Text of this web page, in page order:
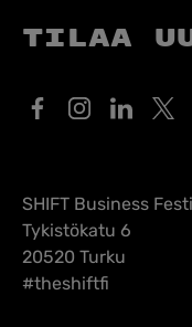
Tilaa
SHIFT Business
Tykistökatu 6
20520 Turku
#theshiftfi